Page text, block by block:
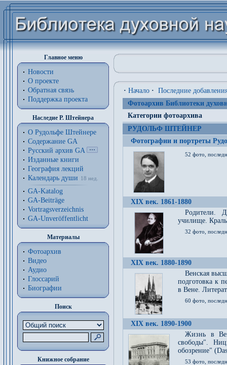
Главное меню
Новости
О проекте
Обратная связь
Поддержка проекта
Наследие Р. Штейнера
О Рудольфе Штейнере
Содержание GA
Русский архив GA
Изданные книги
География лекций
Календарь души
18 нед.
GA-Katalog
GA-Beiträge
Vortragsverzeichnis
GA-Unveröffentlicht
Материалы
Фотоархив
Видео
Аудио
Глоссарий
Биографии
Поиск
Книжное собрание
· Начало · Последние
Фотоархив Библиотеки
Категории фотоархива
РУДОЛЬФ ШТЕЙНЕР
Фотографии и портреты
52 фото,
XIX век. 1861-1880
Родители.
училище.
32 фото,
XIX век. 1880-1890
Венская
подготовка к
в Вене.
60 фото,
XIX век. 1890-1900
Жизнь в
свободы".
обозрение"
53 фото,